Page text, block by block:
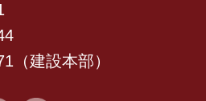
（建設本部）